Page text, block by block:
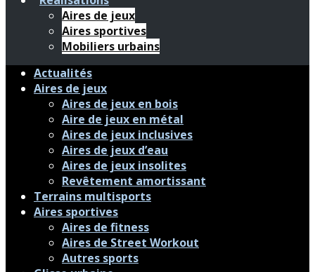
Aires de jeux
Aires sportives
Mobiliers urbains
Actualités
Aires de jeux
Aires de jeux en bois
Aire de jeux en métal
Aires de jeux inclusives
Aires de jeux d’eau
Aires de jeux insolites
Revêtement amortissant
Terrains multisports
Aires sportives
Aires de fitness
Aires de Street Workout
Autres sports